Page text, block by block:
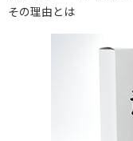
その理由とは